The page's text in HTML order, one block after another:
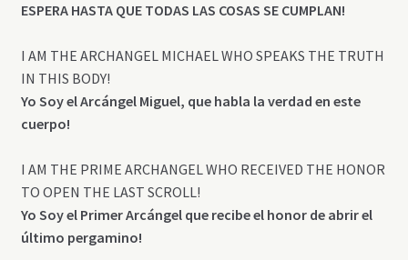
ESPERA HASTA QUE TODAS LAS COSAS SE CUMPLAN!
I AM THE ARCHANGEL MICHAEL WHO SPEAKS THE TRUTH
IN THIS BODY!
Yo Soy el Arcángel Miguel, que habla la verdad en este
cuerpo!
I AM THE PRIME ARCHANGEL WHO RECEIVED THE HONOR
TO OPEN THE LAST SCROLL!
Yo Soy el Primer Arcángel que recibe el honor de abrir el
último pergamino!